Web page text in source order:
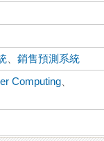
、銷售預測系統
Computing